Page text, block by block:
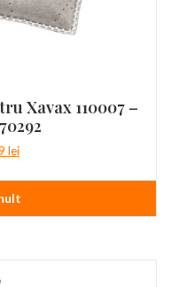
Xavax 110007 –
lei.
leiPrețul
este:
29,99 lei.